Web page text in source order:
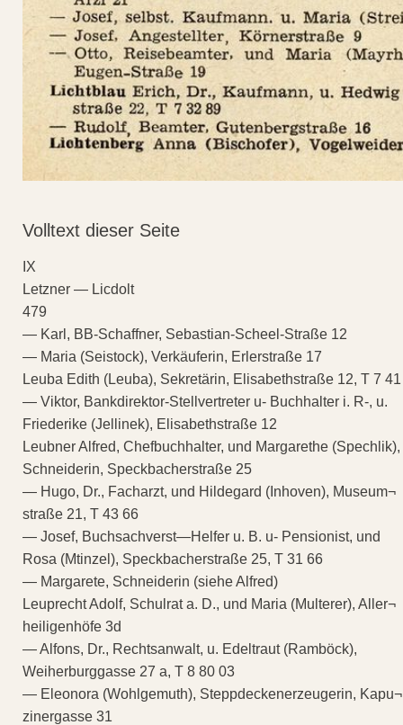
Volltext dieser Seite
IX
Letzner — Licdolt
479
— Karl, BB-Schaffner, Sebastian-Scheel-Straße 12
— Maria (Seistock), Verkäuferin, Erlerstraße 17
Leuba Edith (Leuba), Sekretärin, Elisabethstraße 12, T 7
— Viktor, Bankdirektor-Stellvertreter u- Buchhalter i. R-, u.
Friederike (Jellinek), Elisabethstraße 12
Leubner Alfred, Chefbuchhalter, und Margarethe (Spechlik),
Schneiderin, Speckbacherstraße 25
— Hugo, Dr., Facharzt, und Hildegard (Inhoven), Museum¬
straße 21, T 43 66
— Josef, Buchsachverst—Helfer u. B. u- Pensionist, und
Rosa (Mtinzel), Speckbacherstraße 25, T 31 66
— Margarete, Schneiderin (siehe Alfred)
Leuprecht Adolf, Schulrat a. D., und Maria (Multerer), Aller¬
heiligenhöfe 3d
— Alfons, Dr., Rechtsanwalt, u. Edeltraut (Ramböck),
Weiherburggasse 27 a, T 8 80 03
— Eleonora (Wohlgemuth), Steppdeckenerzeugerin, Kapu¬
zinergasse 31